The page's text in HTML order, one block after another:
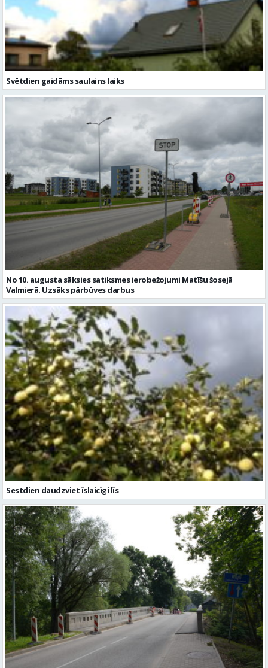
Svētdien gaidāms saulains laiks
No 10. augusta sāksies satiksmes ierobežojumi Matīšu šosejā
Valmierā. Uzsāks pārbūves darbus
Sestdien daudzviet īslaicīgi līs